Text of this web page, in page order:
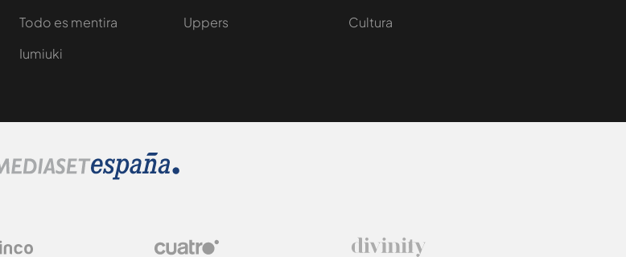
Todo es mentira
Iumiuki
Uppers
Cultura